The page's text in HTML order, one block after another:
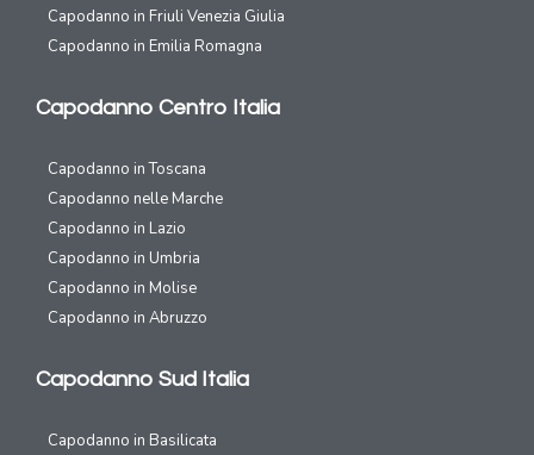
Capodanno in Friuli Venezia Giulia
Capodanno in Emilia Romagna
Capodanno Centro Italia
Capodanno in Toscana
Capodanno nelle Marche
Capodanno in Lazio
Capodanno in Umbria
Capodanno in Molise
Capodanno in Abruzzo
Capodanno Sud Italia
Capodanno in Basilicata